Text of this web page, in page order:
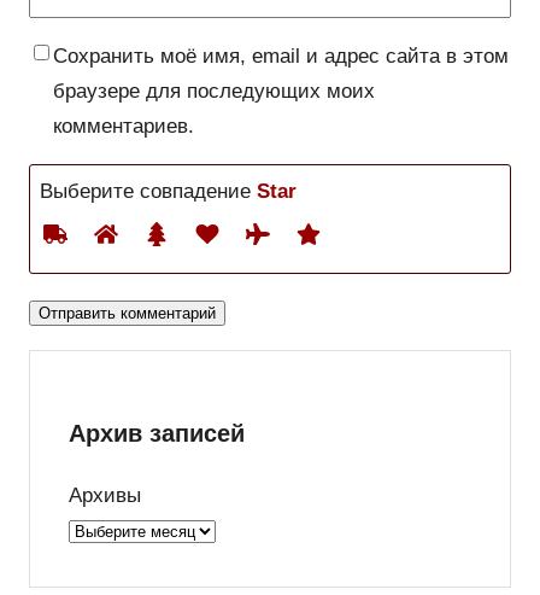
Сохранить моё имя, email и адрес сайта в этом
браузере для последующих моих
комментариев.
Выберите совпадение Star
Архив записей
Архивы